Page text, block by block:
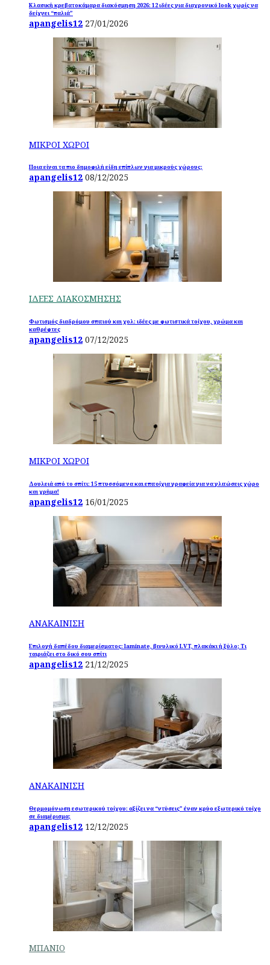
Κλασική κρεβατοκάμαρα διακόσμηση 2026: 12 ιδέες για διαχρονικό look χωρίς να
δείχνει “παλιά”
apangelis12 27/01/2026
ΜΙΚΡΟΙ ΧΩΡΟΙ
Ποια είναι τα πιο δημοφιλή είδη επίπλων για μικρούς χώρους;
apangelis12 08/12/2025
ΙΔΕΕΣ ΔΙΑΚΟΣΜΗΣΗΣ
Φωτισμός διαδρόμου σπιτιού και χολ: ιδέες με φωτιστικά τοίχου, χρώμα και
καθρέφτες
apangelis12 07/12/2025
ΜΙΚΡΟΙ ΧΩΡΟΙ
Δουλειά από το σπίτι: 15 πτυσσόμενα και επιτοίχια γραφεία για να γλιτώσεις χώρο
και χρήμα!
apangelis12 16/01/2025
ΑΝΑΚΑΙΝΙΣΗ
Επιλογή δαπέδου διαμερίσματος: laminate, βινυλικό LVT, πλακάκι ή ξύλο; Τι
ταιριάζει στο δικό σου σπίτι
apangelis12 21/12/2025
ΑΝΑΚΑΙΝΙΣΗ
Θερμομόνωση εσωτερικού τοίχου: αξίζει να “ντύσεις” έναν κρύο εξωτερικό τοίχο
σε διαμέρισμα;
apangelis12 12/12/2025
ΜΠΑΝΙΟ